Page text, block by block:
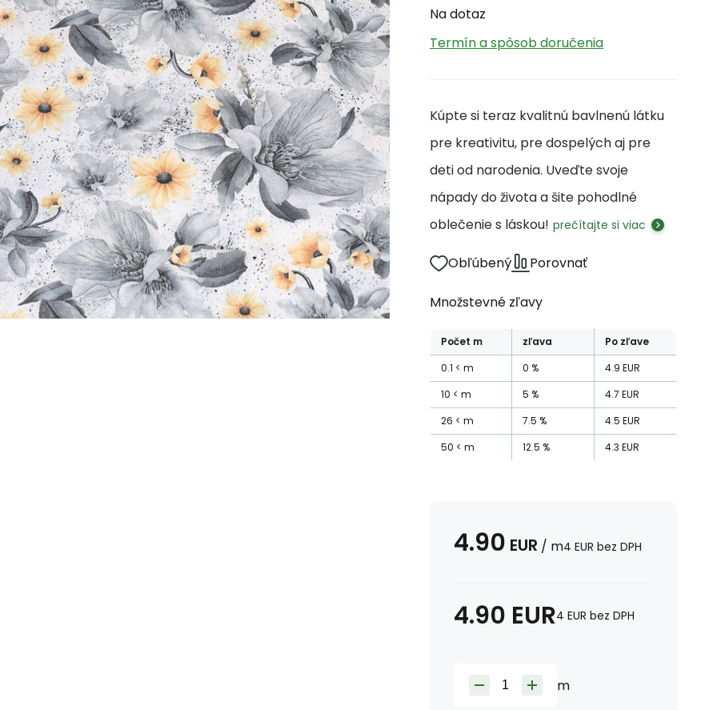
Na dotaz
Termín a spôsob doručenia
Kúpte si teraz kvalitnú bavlnenú látku
pre kreativitu, pre dospelých aj pre
deti od narodenia. Uveďte svoje
nápady do života a šite pohodlné
oblečenie s láskou! prečítajte si viac
Obľúbený Porovnať
Množstevné zľavy
Počet m zľava
Po zľave
0.1
m 0 % 4.9 EUR
10
m 5 % 4.7 EUR
26
m 7.5 % 4.5 EUR
50
m 12.5 % 4.3 EUR
4.90 EUR / m4 EUR bez DPH
4.90 EUR4 EUR bez DPH
m